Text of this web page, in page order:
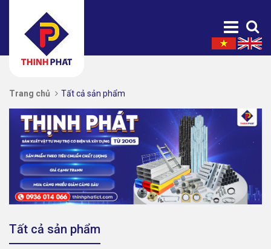
Trang chủ Tất cả sản phẩm
Tất cả sản phẩm